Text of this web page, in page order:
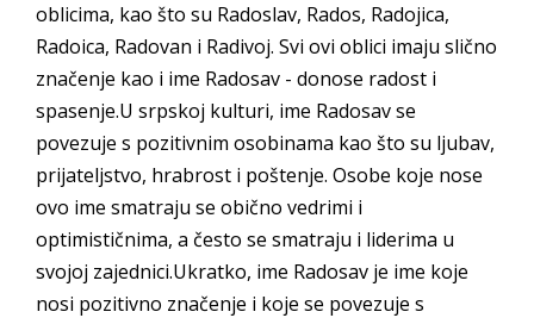
oblicima, kao što su Radoslav, Rados, Radojica,
Radoica, Radovan i Radivoj. Svi ovi oblici imaju slično
značenje kao i ime Radosav - donose radost i
spasenje.U srpskoj kulturi, ime Radosav se
povezuje s pozitivnim osobinama kao što su ljubav,
prijateljstvo, hrabrost i poštenje. Osobe koje nose
ovo ime smatraju se obično vedrimi i
optimističnima, a često se smatraju i liderima u
svojoj zajednici.Ukratko, ime Radosav je ime koje
nosi pozitivno značenje i koje se povezuje s